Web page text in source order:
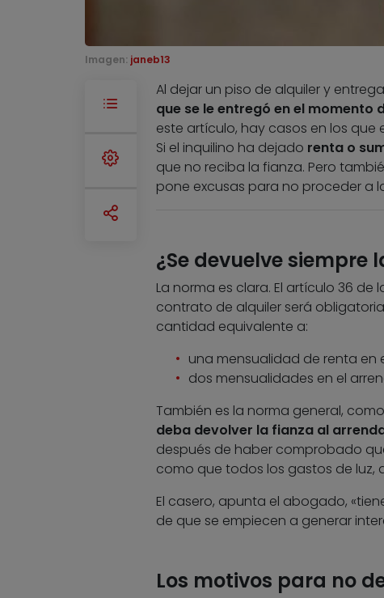
Imagen: janeb13
Al dejar un piso de alquiler y
que se le entregó en el momento
este artículo, hay casos en los
Si el inquilino ha dejado renta o
que no reciba la fianza. Pero
pone excusas para no proceder a
¿Se devuelve siempre
La norma es clara. El artículo 36 de
contrato de alquiler será
cantidad equivalente a:
una mensualidad de renta en
dos mensualidades en el
También es la norma general,
deba devolver la fianza al
después de haber comprobado
como que todos los gastos de luz,
El casero, apunta el abogado,
de que se empiecen a generar
Los motivos para no